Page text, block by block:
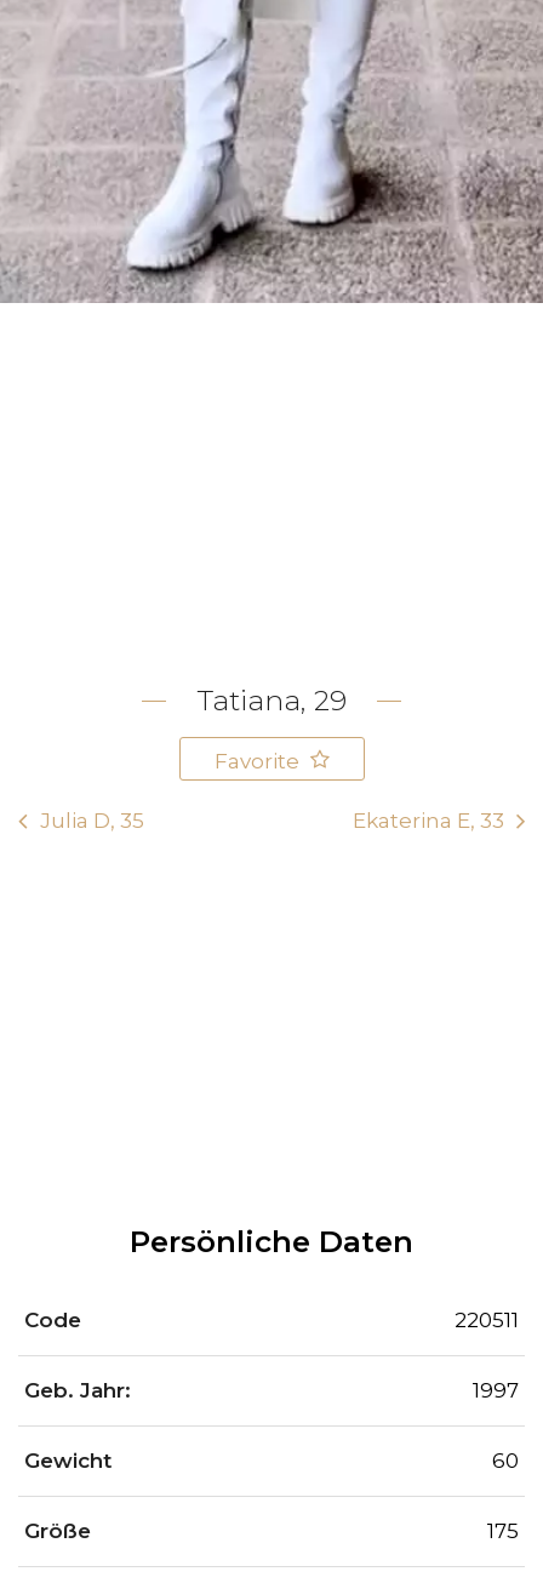
Tatiana, 29
Favorite
Julia D, 35 Ekaterina E, 33
Persönliche Daten
Code 220511
Geb. Jahr: 1997
Gewicht 60
Größe 175